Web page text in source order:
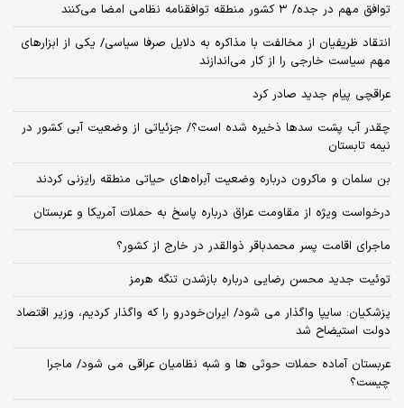
توافق مهم در جده/ ۳ کشور منطقه توافقنامه نظامی امضا می‌کنند
انتقاد ظریفیان از مخالفت با مذاکره به دلایل صرفا سیاسی/ یکی از ابزارهای
مهم سیاست خارجی را از کار می‌اندازند
عراقچی پیام جدید صادر کرد
چقدر آب پشت سدها ذخیره شده است؟/ جزئیاتی از وضعیت آبی کشور در
نیمه تابستان
بن سلمان و ماکرون درباره وضعیت آبراه‌های حیاتی منطقه رایزنی کردند
درخواست ویژه از مقاومت عراق درباره پاسخ به حملات آمریکا و عربستان
ماجرای اقامت پسر محمدباقر ذوالقدر در خارج از کشور؟
توئیت جدید محسن رضایی درباره بازشدن تنگه هرمز
پزشکیان: سایپا واگذار می شود/ ایران‌خودرو را که واگذار کردیم، وزیر اقتصاد
دولت استیضاح شد
عربستان آماده حملات حوثی ها و شبه نظامیان عراقی می شود/ ماجرا
چیست؟